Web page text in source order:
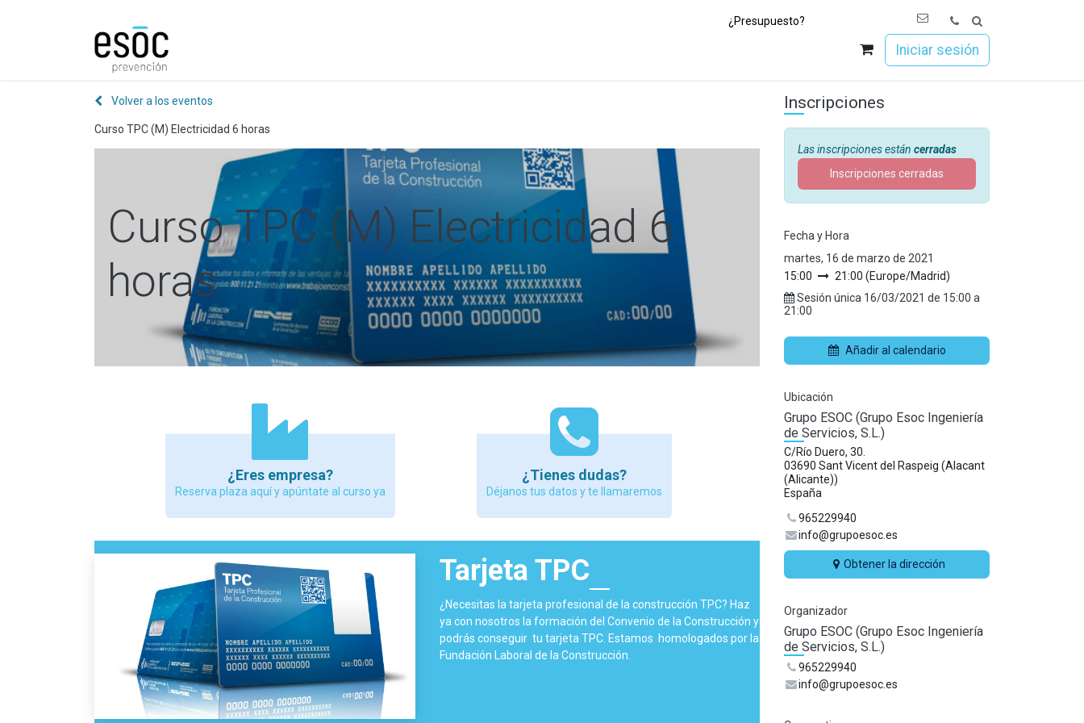
¿Presupuesto?
Iniciar sesión
Volver a los eventos
Curso TPC (M) Electricidad 6 horas
Curso TPC (M) Electricidad 6
horas
¿Eres empresa?
Reserva plaza aquí y apúntate al curso ya
¿Tienes dudas?
Déjanos tus datos y te llamaremos
Tarjeta TPC
¿Necesitas la tarjeta profesional de la construcción TPC? Haz
ya con nosotros la formación del Convenio de la Construcción y
podrás conseguir tu tarjeta TPC. Estamos homologados por la
Fundación Laboral de la Construcción.
Inscripciones
Las inscripciones están cerradas
Inscripciones cerradas
Fecha y Hora
martes, 16 de marzo de 2021
15:00
21:00 (Europe/Madrid)
Sesión única 16/03/2021 de 15:00 a
21:00
Añadir al calendario
Ubicación
Grupo ESOC (Grupo Esoc Ingeniería
de Servicios, S.L.)
C/Río Duero, 30.
03690 Sant Vicent del Raspeig (Alacant
(Alicante))
España
965229940
info@grupoesoc.es
Obtener la dirección
Organizador
Grupo ESOC (Grupo Esoc Ingeniería
de Servicios, S.L.)
965229940
info@grupoesoc.es